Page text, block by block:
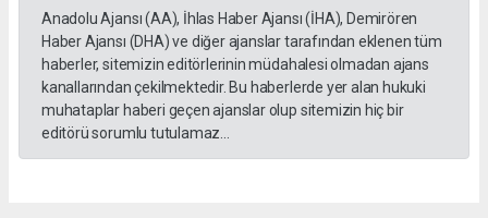
Anadolu Ajansı (AA), İhlas Haber Ajansı (İHA), Demirören
Haber Ajansı (DHA) ve diğer ajanslar tarafından eklenen tüm
haberler, sitemizin editörlerinin müdahalesi olmadan ajans
kanallarından çekilmektedir. Bu haberlerde yer alan hukuki
muhataplar haberi geçen ajanslar olup sitemizin hiç bir
editörü sorumlu tutulamaz...